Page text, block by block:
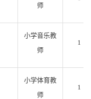
师
小学音乐教
师
1
小学体育教
师
1